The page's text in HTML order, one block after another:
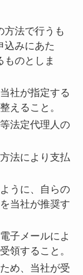
方法で行うも
込みにあた
ものとしま
社が指定する
えること。
法定代理人の
法により支払
うに、自らの
当社が推奨す
子メールによ
領すること。
め、当社が受